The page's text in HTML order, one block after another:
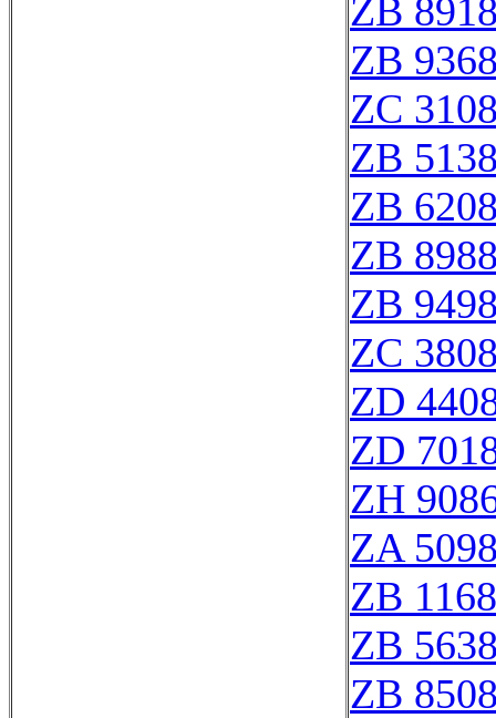
ZB
ZB
ZC
ZB
ZB
ZB
ZB
ZC
ZD
ZD
ZH
ZA
ZB
ZB
ZB